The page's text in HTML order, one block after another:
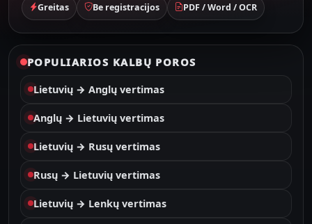
Greitas Be registracijos PDF / Word / OCR
POPULIARIOS KALBŲ POROS
Lietuvių → Anglų vertimas
Anglų → Lietuvių vertimas
Lietuvių → Rusų vertimas
Rusų → Lietuvių vertimas
Lietuvių → Lenkų vertimas